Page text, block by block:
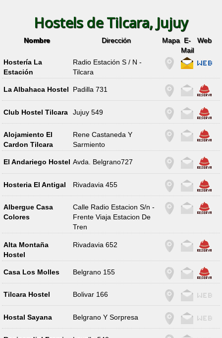
Hostels de Tilcara, Jujuy
Nombre Dirección Mapa E-
Mail
Web
Hostería La
Estación
Radio Estación S / N -
Tilcara
La Albahaca Hostel Padilla 731
Club Hostel Tilcara Jujuy 549
Alojamiento El
Cardon Tilcara
Rene Castaneda Y
Sarmiento
El Andariego Hostel Avda. Belgrano727
Hosteria El Antigal Rivadavia 455
Albergue Casa
Colores
Calle Radio Estacion S/n -
Frente Viaja Estacion De
Tren
Alta Montaña
Hostel
Rivadavia 652
Casa Los Molles Belgrano 155
Tilcara Hostel Bolivar 166
Hostal Sayana Belgrano Y Sorpresa